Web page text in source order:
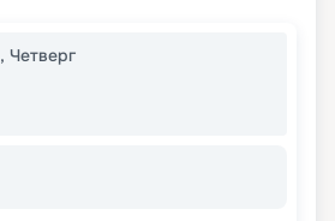
, Четверг